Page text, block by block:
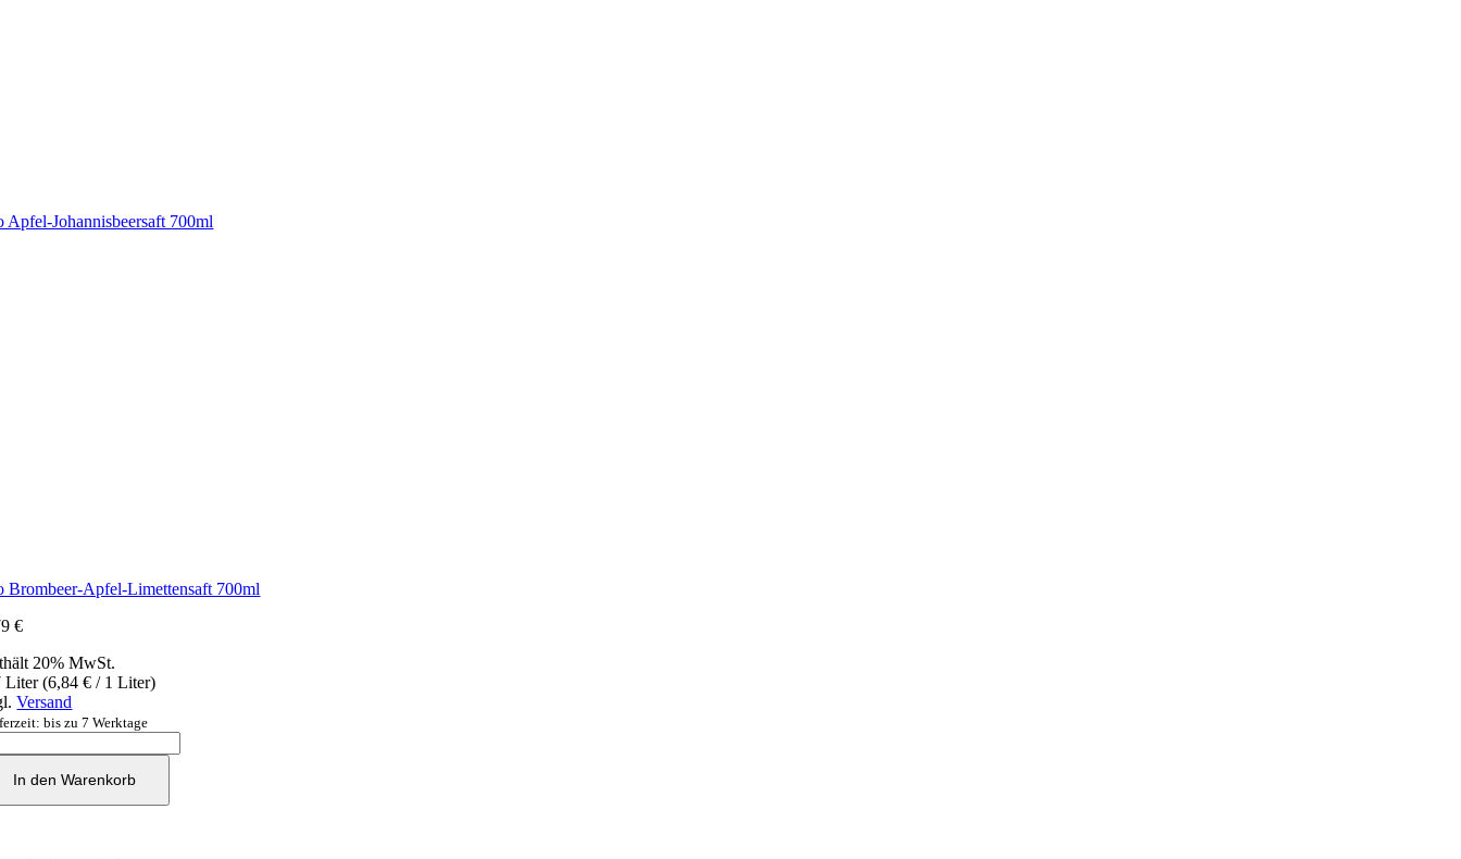
Apfel-Johannisbeersaft 700ml
Brombeer-Apfel-Limettensaft 700ml
€
20% MwSt.
Liter (6,84€ / 1 Liter)
Versand
bis zu 7 Werktage
In den Warenkorb